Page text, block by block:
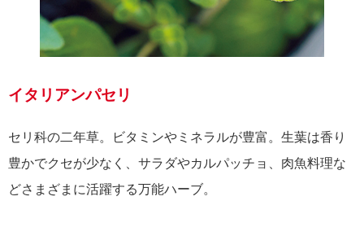
イタリアンパセリ
セリ科の二年草。ビタミンやミネラルが豊富。生葉は香り
豊かでクセが少なく、サラダやカルパッチョ、肉魚料理な
どさまざまに活躍する万能ハーブ。